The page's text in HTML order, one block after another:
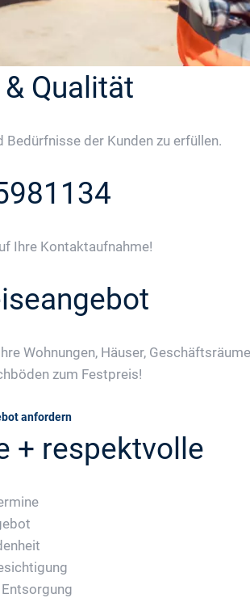
Qualität
Bedürfnisse der Kunden zu erfüllen.
Ihre Kontaktaufnahme!
Wohnungen, Häuser,
zum Festpreis!
anfordern
+ respektvolle